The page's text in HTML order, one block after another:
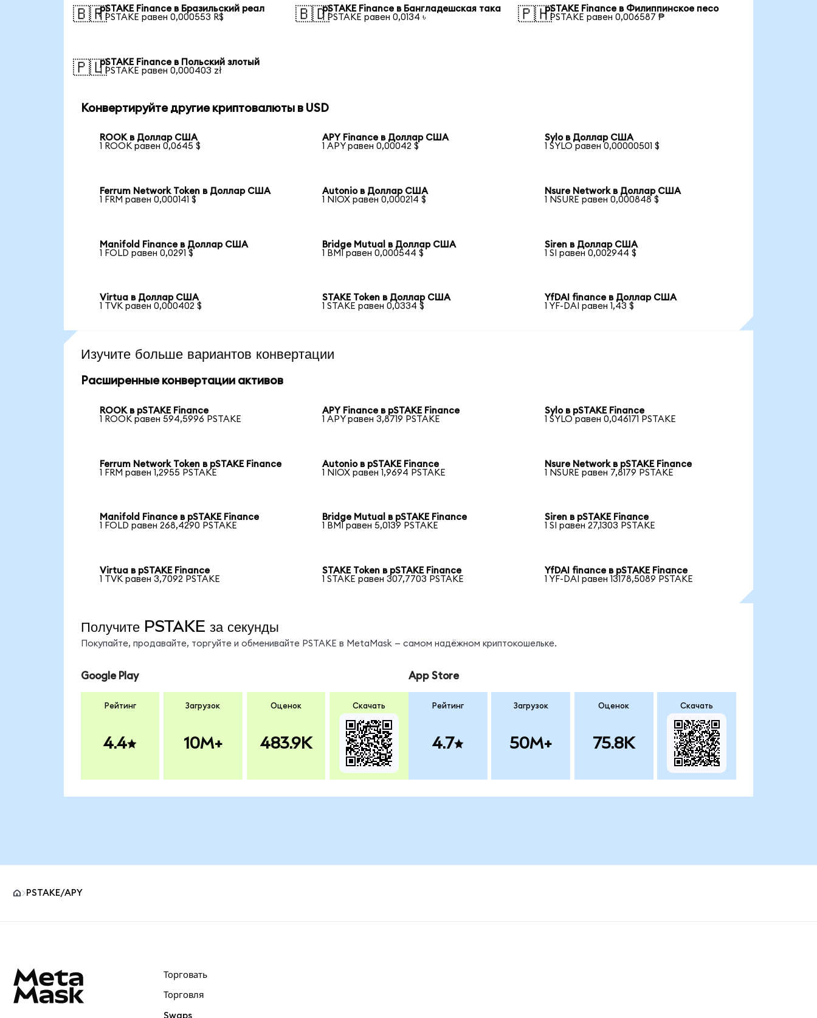
🇧🇷pSTAKE Finance в Бразильский реал
1 PSTAKE равен 0,000553 R$
🇧🇩pSTAKE Finance в Бангладешская така
1 PSTAKE равен 0,0134 ৳
🇵🇭pSTAKE Finance в Филиппинское песо
1 PSTAKE равен 0,006587 ₱
🇵🇱pSTAKE Finance в Польский злотый
1 PSTAKE равен 0,000403 zł
Конвертируйте другие криптовалюты в USD
ROOK в Доллар США
1 ROOK равен 0,0645 $
APY Finance в Доллар США
1 APY равен 0,00042 $
Sylo в Доллар США
1 SYLO равен 0,00000501 $
Ferrum Network Token в Доллар США
1 FRM равен 0,000141 $
Autonio в Доллар США
1 NIOX равен 0,000214 $
Nsure Network в Доллар США
1 NSURE равен 0,000848 $
Manifold Finance в Доллар США
1 FOLD равен 0,0291 $
Bridge Mutual в Доллар США
1 BMI равен 0,000544 $
Siren в Доллар США
1 SI равен 0,002944 $
Virtua в Доллар США
1 TVK равен 0,000402 $
STAKE Token в Доллар США
1 STAKE равен 0,0334 $
YfDAI finance в Доллар США
1 YF-DAI равен 1,43 $
Изучите больше вариантов конвертации
Расширенные конвертации активов
ROOK в pSTAKE Finance
1 ROOK равен 594,5996 PSTAKE
APY Finance в pSTAKE Finance
1 APY равен 3,8719 PSTAKE
Sylo в pSTAKE Finance
1 SYLO равен 0,046171 PSTAKE
Ferrum Network Token в pSTAKE Finance
1 FRM равен 1,2955 PSTAKE
Autonio в pSTAKE Finance
1 NIOX равен 1,9694 PSTAKE
Nsure Network в pSTAKE Finance
1 NSURE равен 7,8179 PSTAKE
Manifold Finance в pSTAKE Finance
1 FOLD равен 268,4290 PSTAKE
Bridge Mutual в pSTAKE Finance
1 BMI равен 5,0139 PSTAKE
Siren в pSTAKE Finance
1 SI равен 27,1303 PSTAKE
Virtua в pSTAKE Finance
1 TVK равен 3,7092 PSTAKE
STAKE Token в pSTAKE Finance
1 STAKE равен 307,7703 PSTAKE
YfDAI finance в pSTAKE Finance
1 YF-DAI равен 13178,5089 PSTAKE
Получите PSTAKE за секунды
Покупайте, продавайте, торгуйте и обменивайте PSTAKE в MetaMask — самом надёжном криптокошельке.
Google Play
Рейтинг
4.4
Загрузок
10M+
Оценок
483.9K
Скачать
App Store
Рейтинг
4.7
Загрузок
50M+
Оценок
75.8K
Скачать
PSTAKE/APY
Торговать
Торговля
Swaps